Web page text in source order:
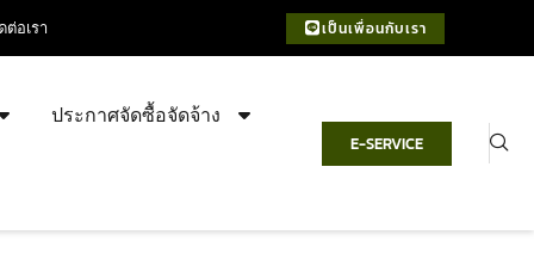
ต่อเรา เป็นเพื่อนกับเรา
ประกาศจัดซื้อจัดจ้าง
E-SERVICE